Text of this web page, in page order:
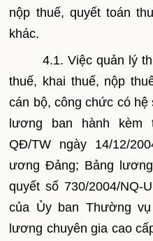
nộp thuế, quyết toán
khác.
4.1. Việc quản lý
thuế, khai thuế, nộp
cán bộ, công chức có
lương ban hành kèm
QĐ/TW ngày 14/12/
ương Đảng; Bảng
quyết số 730/2004/NQ-
của Ủy ban Thường
lương chuyên gia cao